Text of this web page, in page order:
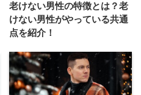
老けない男性の特徴とは？老
けない男性がやっている共通
点を紹介！